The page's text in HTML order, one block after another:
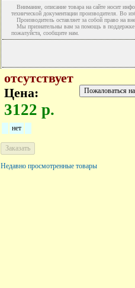
Внимание, описание товара на сайте носит
технической документации производителя. Во
Производитель оставляет за собой право на
Мы признательны вам за помощь в поддержке
пожалуйста, сообщите нам.
отсутствует
Цена:
3122 р.
нет
Недавно просмотренные товары